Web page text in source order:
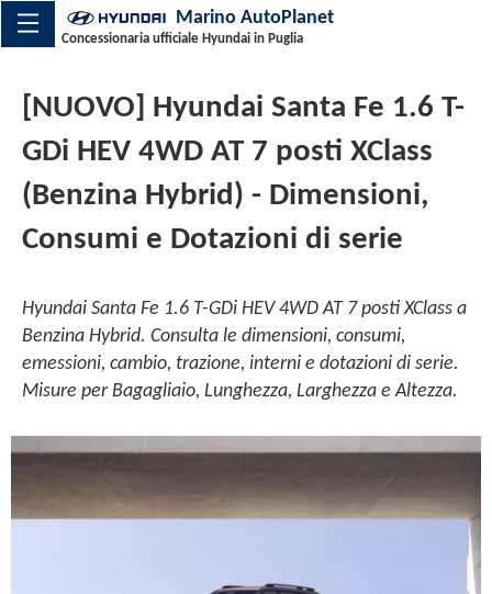
Marino AutoPlanet
Concessionaria ufficiale Hyundai in Puglia
[NUOVO] Hyundai Santa Fe 1.6 T-
GDi HEV 4WD AT 7 posti XClass
(Benzina Hybrid) - Dimensioni,
Consumi e Dotazioni di serie
Hyundai Santa Fe 1.6 T-GDi HEV 4WD AT 7 posti XClass a
Benzina Hybrid. Consulta le dimensioni, consumi,
emessioni, cambio, trazione, interni e dotazioni di serie.
Misure per Bagagliaio, Lunghezza, Larghezza e Altezza.